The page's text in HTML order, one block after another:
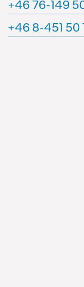
71 05 941-67
71 05 154-8